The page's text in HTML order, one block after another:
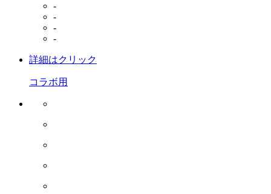
-
-
-
-
詳細はクリック
コラボ用